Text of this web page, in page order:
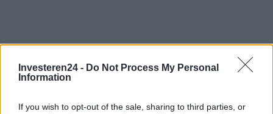
Investeren24 - Do Not Process My Personal
Information
If you wish to opt-out of the sale, sharing to third parties, or
Verder lezen
CRYPTOVALUTA